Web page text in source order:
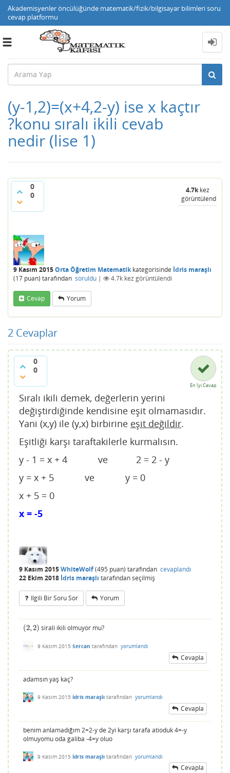
Akademisyenler öncülüğünde matematik/fizik/bilgisayar bilimleri soru
cevap platformu
Toggle
(y-1,2)=(x+4,2-y) ise x kaçtır
?konu sıralı ikili cevab
nedir (lise 1)
0
0
4.7kkez
görüntülendi
9 Kasım 2015Orta Öğretim Matematikkategorisinde İdris maraşlı
(17 puan) tarafından soruldu | 4.7k kez görüntülendi
Cevap Yorum
2 Cevaplar
0
0
En İyi Cevap
Sıralı ikili demek, değerlerin yerini
değiştirdiğinde kendisine eşit olmamasıdır.
Yani (x,y) ile (y,x) birbirine eşit değildir.
Eşitliği karşı taraftakilerle kurmalısın.
y - 1 = x + 4 ve 2 = 2 - y
y = x + 5 ve y = 0
x + 5 = 0
x = -5
9 Kasım 2015WhiteWolf(495 puan) tarafından cevaplandı
22 Ekim 2018 İdris maraşlı tarafındanseçilmiş
Ilgili Bir Soru Sor Yorum
(2, 2)
(2,2) sirali ikili olmuyor mu?
9 Kasım 2015 Sercan tarafından yorumlandı
Cevapla
adamsın yaş kaç?
9 Kasım 2015 İdris maraşlı tarafından yorumlandı
Cevapla
benim anlamadığım 2=2-y de 2yi karşı tarafa atioduk 4=-y
olmuyomu oda galiba -4=y oluo
9 Kasım 2015 İdris maraşlı tarafından yorumlandı
Cevapla